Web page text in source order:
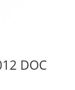
DOC